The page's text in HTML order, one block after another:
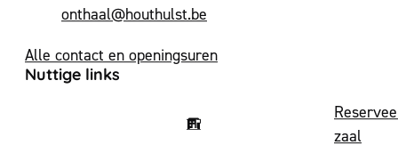
E-mailonthaal@houthulst.be
Alle contact en openingsuren
Nuttige links
zaal